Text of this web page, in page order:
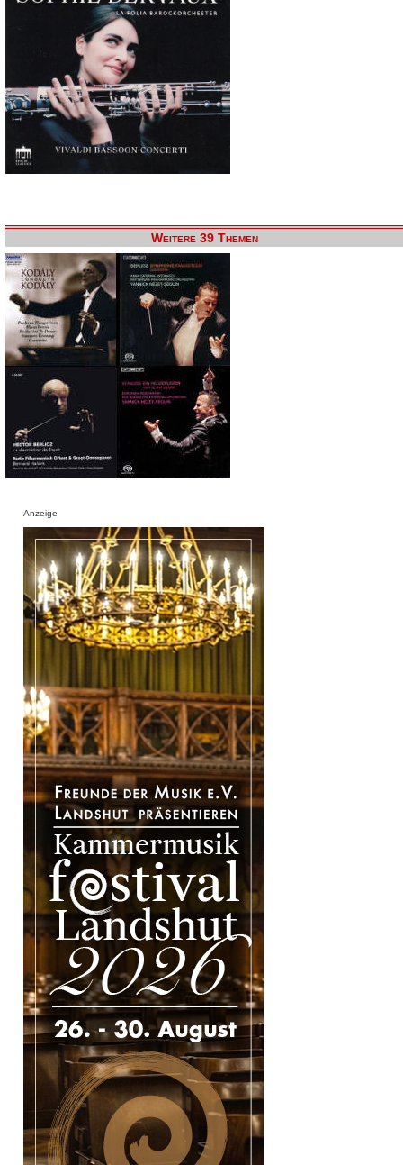
Weitere 39 Themen
Anzeige